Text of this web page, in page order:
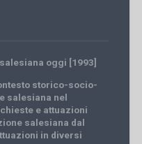
oggi [1993]
storico-socio-
salesiana nel
e attuazioni
salesiana dal
in diversi